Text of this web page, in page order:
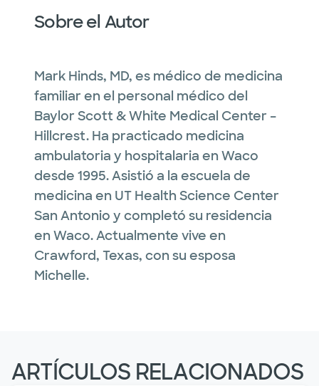
Sobre el Autor
Mark Hinds, MD, es médico de medicina
familiar en el personal médico del
Baylor Scott & White Medical Center –
Hillcrest. Ha practicado medicina
ambulatoria y hospitalaria en Waco
desde 1995. Asistió a la escuela de
medicina en UT Health Science Center
San Antonio y completó su residencia
en Waco. Actualmente vive en
Crawford, Texas, con su esposa
Michelle.
ARTÍCULOS RELACIONADOS